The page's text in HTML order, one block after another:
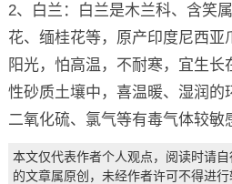
2、白兰：白兰是木兰科、含笑
花、缅桂花等，原产印度尼西亚
阳光，怕高温，不耐寒，宜生
性砂质土壤中，喜温暖、湿润的
二氧化硫、氯气等有毒气体较敏
本文仅代表作者个人观点，阅读时请
的文章属原创，未经作者许可不得进行